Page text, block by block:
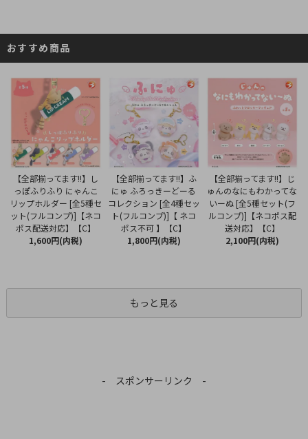
おすすめ商品
【全部揃ってます!!】し
っぽふりふり にゃんこ
リップホルダー [全5種セ
ット(フルコンプ)]【ネコ
ポス配送対応】【C】
1,600円(内税)
【全部揃ってます!!】ふ
にゅ ふろっきーどーる
コレクション [全4種セッ
ト(フルコンプ)]【 ネコ
ポス不可 】【C】
1,800円(内税)
【全部揃ってます!!】じ
ゅんのなにもわかってな
いーぬ [全5種セット(フ
ルコンプ)]【ネコポス配
送対応】【C】
2,100円(内税)
もっと見る
- スポンサーリンク -